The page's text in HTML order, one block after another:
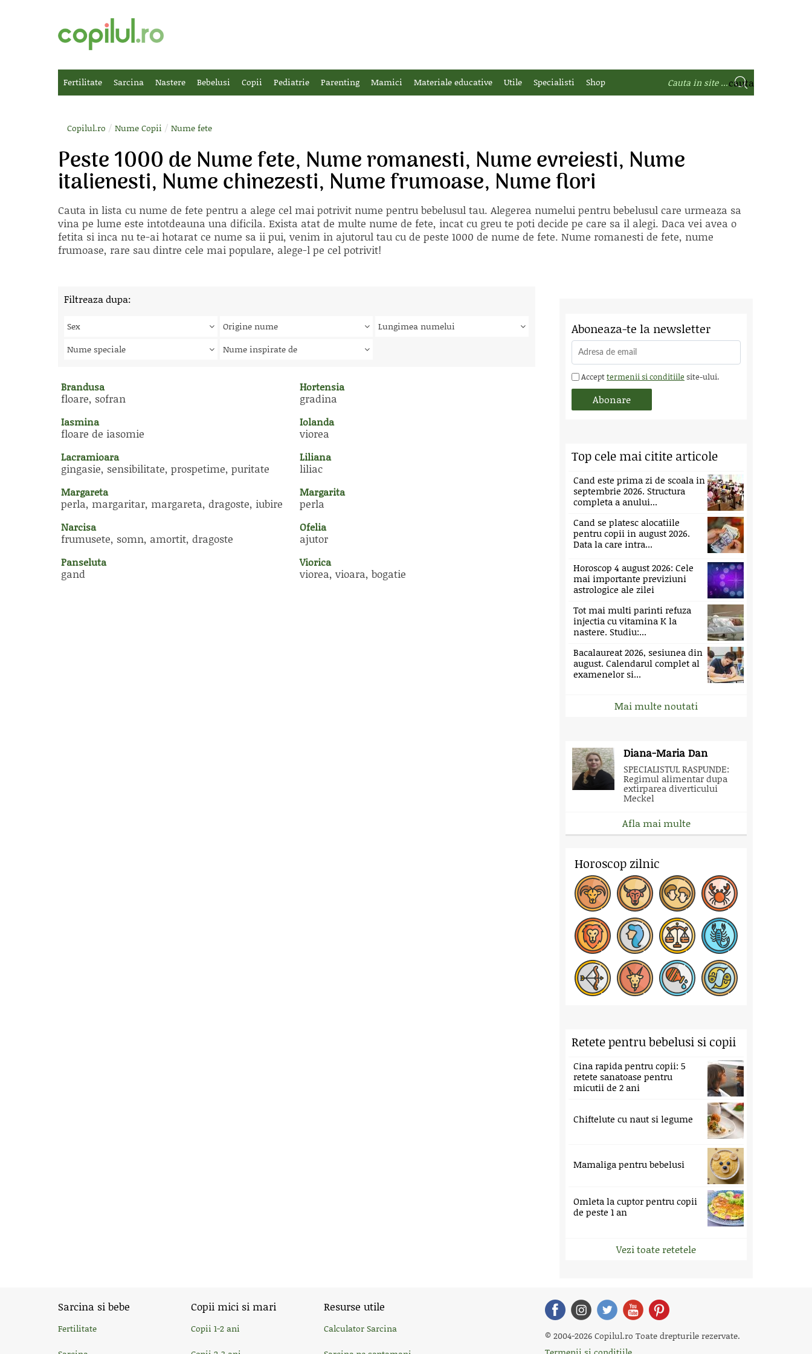
Fertilitate Sarcina Nastere Bebelusi Copii Pediatrie Parenting Mamici Materiale educative Utile Specialisti Shop
Copilul.ro / Nume Copii / Nume fete
Peste 1000 de Nume fete, Nume romanesti, Nume evreiesti, Nume
italienesti, Nume chinezesti, Nume frumoase, Nume flori
Cauta in lista cu nume de fete pentru a alege cel mai potrivit nume pentru bebelusul tau. Alegerea numelui pentru bebelusul care urmeaza sa
vina pe lume este intotdeauna una dificila. Exista atat de multe nume de fete, incat cu greu te poti decide pe care sa il alegi. Daca vei avea o
fetita si inca nu te-ai hotarat ce nume sa ii pui, venim in ajutorul tau cu de peste 1000 de nume de fete. Nume romanesti de fete, nume
frumoase, rare sau dintre cele mai populare, alege-l pe cel potrivit!
Filtreaza dupa:
Sex Origine nume
Lungimea numelui
Nume speciale
Nume inspirate de
Brandusa
floare, sofran
Hortensia
gradina
Iasmina
floare de iasomie
Iolanda
viorea
Lacramioara
gingasie, sensibilitate, prospetime, puritate
Liliana
liliac
Margareta
perla, margaritar, margareta, dragoste, iubire
Margarita
perla
Narcisa
frumusete, somn, amortit, dragoste
Ofelia
ajutor
Panseluta
gand
Viorica
viorea, vioara, bogatie
Aboneaza-te la newsletter
Accepttermenii si conditiile site-ului.
Top cele mai citite articole
Cand este prima zi de scoala in
septembrie 2026. Structura
completa a anului...
Cand se platesc alocatiile
pentru copii in august 2026.
Data la care intra...
Horoscop 4 august 2026: Cele
mai importante previziuni
astrologice ale zilei
Tot mai multi parinti refuza
injectia cu vitamina K la
nastere. Studiu:...
Bacalaureat 2026, sesiunea din
august. Calendarul complet al
examenelor si...
Mai multe noutati
Diana-Maria Dan
SPECIALISTUL RASPUNDE:
Regimul alimentar dupa
extirparea diverticului
Meckel
Afla mai multe
Horoscop zilnic
Retete pentru bebelusi si copii
Cina rapida pentru copii: 5
retete sanatoase pentru
micutii de 2 ani
Chiftelute cu naut si legume
Mamaliga pentru bebelusi
Omleta la cuptor pentru copii
de peste 1 an
Vezi toate retetele
Sarcina si bebe
Fertilitate
Copii mici si mari
Copii 1-2 ani
Resurse utile
Calculator Sarcina
© 2004-2026 Copilul.ro Toate drepturile rezervate.